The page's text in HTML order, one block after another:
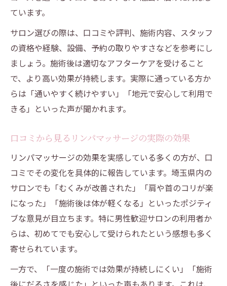
ています。
サロン選びの際は、口コミや評判、施術内容、スタッフ
の資格や経験、設備、予約の取りやすさなどを参考にし
ましょう。施術後は適切なアフターケアを受けること
で、より高い効果が持続します。実際に通っている方か
らは「通いやすく続けやすい」「地元で安心して利用で
きる」といった声が聞かれます。
口コミから見るリンパマッサージの実際の効果
リンパマッサージの効果を実感している多くの方が、口
コミでその変化を具体的に報告しています。埼玉県内の
サロンでも「むくみが改善された」「肩や首のコリが楽
になった」「施術後は体が軽くなる」といったポジティ
ブな意見が目立ちます。特に男性歓迎サロンの利用者か
らは、初めてでも安心して受けられたという感想も多く
寄せられています。
一方で、「一度の施術では効果が持続しにくい」「施術